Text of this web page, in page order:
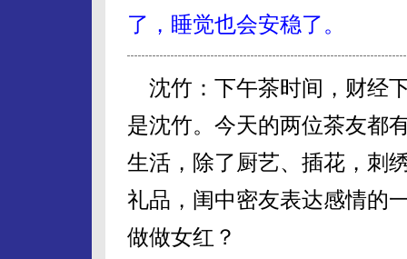
了，睡觉也会安稳了。
沈竹：下午茶时间，财经
是沈竹。今天的两位茶友都
生活，除了厨艺、插花，刺
礼品，闺中密友表达感情的
做做女红？